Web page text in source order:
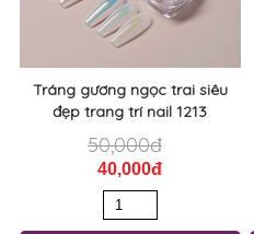
Tráng gương ngọc trai siêu
đẹp trang trí nail 1213
50,000đ
40,000đ